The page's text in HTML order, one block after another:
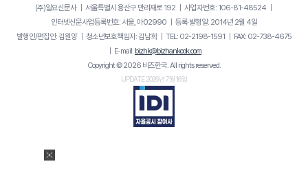
(주)일요신문사｜ 서울특별시 용산구 만리재로 192｜ 사업자번호: 106-81-48524｜
인터넷신문사업등록번호: 서울, 아02990
등록·발행일: 2014년 2월 4일
발행인/편집인: 김원양｜ 청소년보호책임자: 김남희 TEL: 02-2198-1591
FAX: 02-738-4675
E-mail: bizhk@bizhankook.com
Copyright © 2026 비즈한국. All rights reserved.
UPDATE 2026년 7월 16일